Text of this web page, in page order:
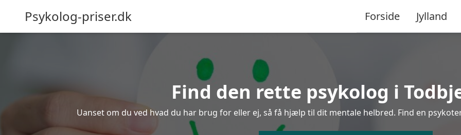
Psykolog-priser.dk Forside Jylland
Find den rette psykolog i
Uanset om du ved hvad du har brug for eller ej, så få hjælp til dit mentale helbred. Find en